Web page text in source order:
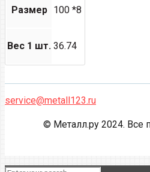
Размер 100 *8
Вес 1 шт. 36.74
service@metall123.ru
© Металл.ру 2024. Все